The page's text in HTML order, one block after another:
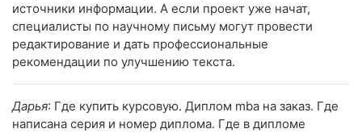
источники информации. А если проект уже начат,
специалисты по научному письму могут провести
редактирование и дать профессиональные
рекомендации по улучшению текста.
Дарья: Где купить курсовую. Диплом mba на заказ. Где
написана серия и номер диплома. Где в дипломе